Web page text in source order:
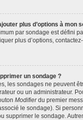
plus d’options à mon
par sondage est défini
plus d’options,
un sondage ?
les sondages ne peuvent
ou un administrateur.
Modifierdu premier
le sondage). Si
supprimer le sondage.